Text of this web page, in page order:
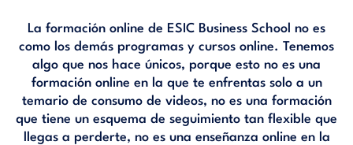
La formación online de ESIC Business School no es
como los demás programas y cursos online. Tenemos
algo que nos hace únicos, porque esto no es una
formación online en la que te enfrentas solo a un
temario de consumo de videos, no es una formación
que tiene un esquema de seguimiento tan flexible que
llegas a perderte, no es una enseñanza online en la